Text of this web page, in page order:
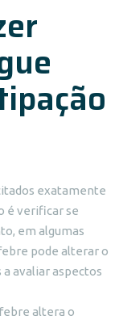
exatamente
é verificar se
em algumas
pode alterar o
avaliar aspectos
altera o